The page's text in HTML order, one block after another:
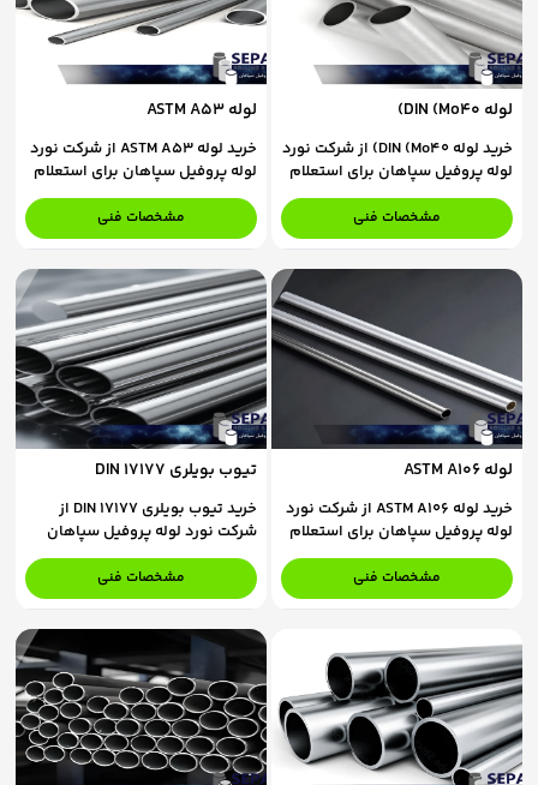
لوله DIN (Mo40)
خرید لوله DIN (Mo40) از شرکت نورد
لوله پروفیل سپاهان برای استعلام
قیمت و ثبت سفارش، با کارشناسان
فروش ما در تماس باشید.
مشخصات فنی
لوله ASTM A53
خرید لوله ASTM A53 از شرکت نورد
لوله پروفیل سپاهان برای استعلام
قیمت و ثبت سفارش، با کارشناسان
فروش ما در تماس باشید.
مشخصات فنی
لوله ASTM A106
خرید لوله ASTM A106 از شرکت نورد
لوله پروفیل سپاهان برای استعلام
قیمت و ثبت سفارش، با کارشناسان
فروش ما در تماس باشید.
مشخصات فنی
تیوب بویلری DIN 17177
خرید تیوب بویلری DIN 17177 از
شرکت نورد لوله پروفیل سپاهان
برای استعلام قیمت و ثبت سفارش،
با کارشناسان فروش ما در تماس
باشید.
مشخصات فنی